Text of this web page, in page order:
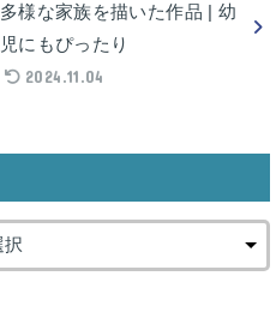
多様な家族を描いた作品 | 幼
児にもぴったり
2024.11.04